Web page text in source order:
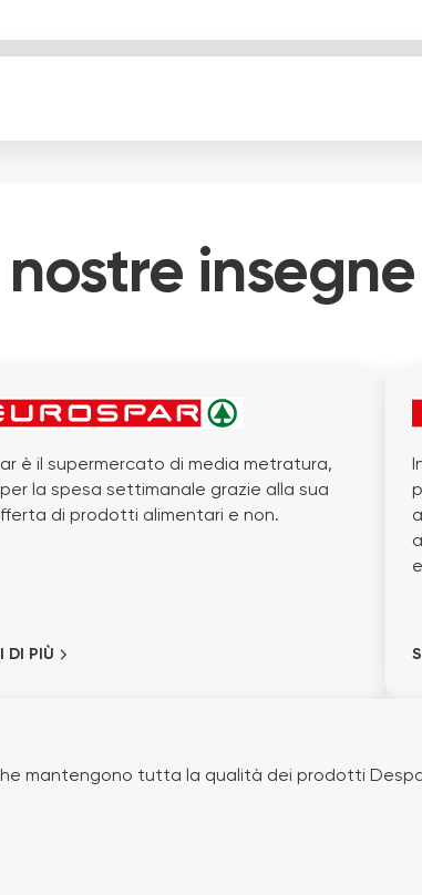
nostre insegne
è il supermercato di media metratura,
la spesa settimanale grazie alla sua
di prodotti alimentari e non.
DI PIÙ
mantengono tutta la qualità dei prodotti